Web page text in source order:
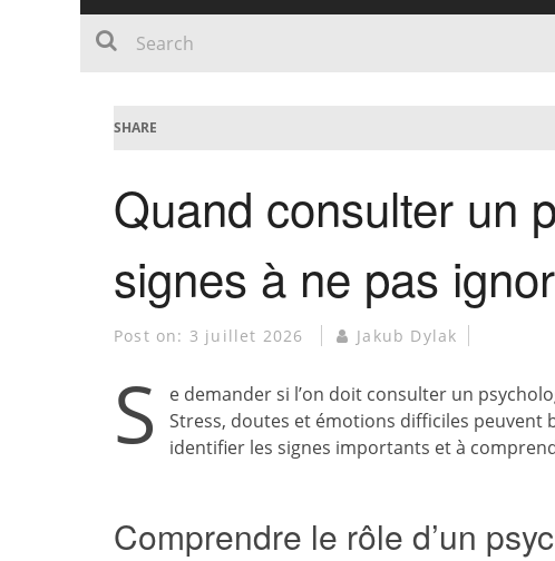
SHARE
Quand consulter un
signes à ne pas
Post on: 3 juillet 2026 Jakub Dylak
S
e demander si l’on doit consulter un
Stress, doutes et émotions difficiles peuvent
identifier les signes importants et à
Comprendre le rôle d’un